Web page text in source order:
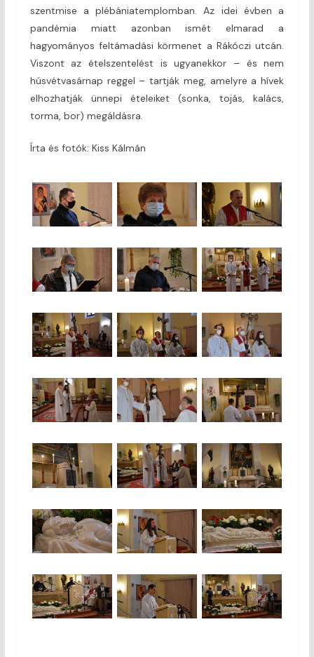
szentmise a plébániatemplomban. Az idei évben a
pandémia miatt azonban ismét elmarad a
hagyományos feltámadási körmenet a Rákóczi utcán.
Viszont az ételszentelést is ugyanekkor – és nem
húsvétvasárnap reggel – tartják meg, amelyre a hívek
elhozhatják ünnepi ételeiket (sonka, tojás, kalács,
torma, bor) megáldásra.
Írta és fotók: Kiss Kálmán